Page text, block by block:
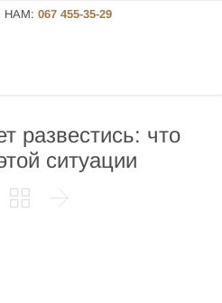
НАМ: 067 455-35-29
развестись: что
ситуации
 